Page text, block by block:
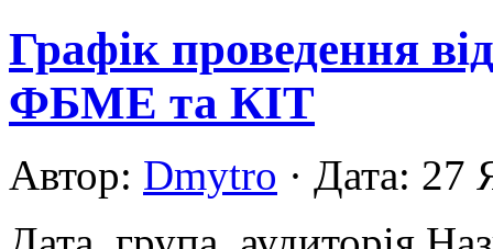
Графік проведення
ФБМЕ та КІТ
Автор: Dmytro · Дата: 27